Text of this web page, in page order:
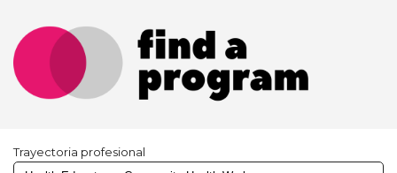
Trayectoria profesional